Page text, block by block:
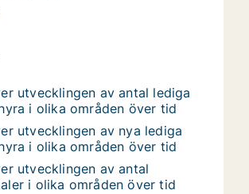
utvecklingen av antal lediga
i olika områden över tid
utvecklingen av nya lediga
i olika områden över tid
utvecklingen av antal
i olika områden över tid